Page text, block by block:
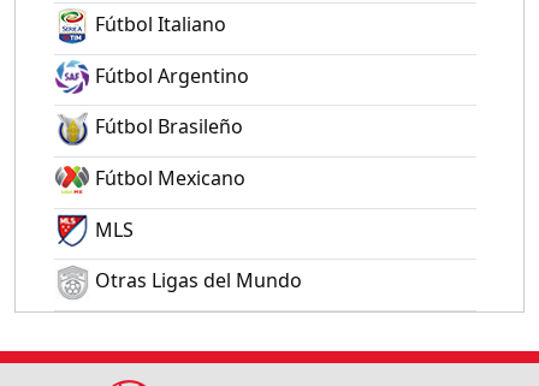
Fútbol Italiano
Fútbol Argentino
Fútbol Brasileño
Fútbol Mexicano
MLS
Otras Ligas del Mundo